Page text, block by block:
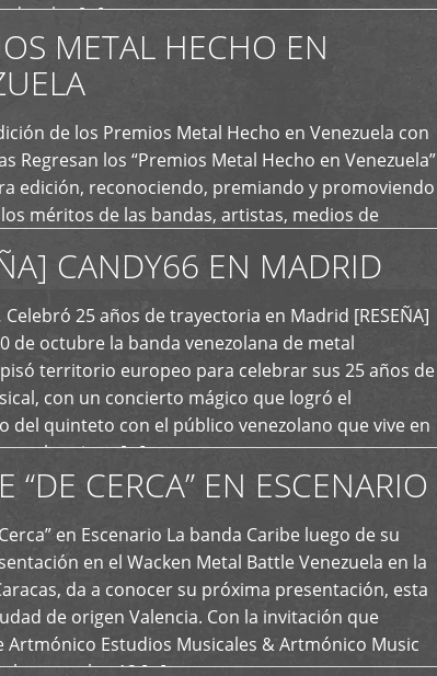
a las […]
METAL HECHO EN
de los Premios Metal Hecho en Venezuela con
Regresan los “Premios Metal Hecho en Venezuela”
edición, reconociendo, premiando y promoviendo
méritos de las bandas, artistas, medios de
tendencias del metal y […]
CANDY66 EN MADRID
Celebró 25 años de trayectoria en Madrid [RESEÑA]
de octubre la banda venezolana de metal
territorio europeo para celebrar sus 25 años de
con un concierto mágico que logró el
del quinteto con el público venezolano que vive en
que los sigue […]
“DE CERCA” EN ESCENARIO
en Escenario La banda Caribe luego de su
en el Wacken Metal Battle Venezuela en la
da a conocer su próxima presentación, esta
de origen Valencia. Con la invitación que
Artmónico Estudios Musicales & Artmónico Music
cumplen 12 […]